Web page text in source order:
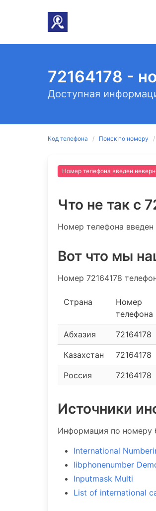
72164178 -
Доступная
Код телефона Поиск по номеру
Номер телефона введен
Что не так c
Номер телефона введен
Вот что мы
Номер 72164178
Страна
Номер
телефона
Абхазия 72164178
Казахстан 72164178
Россия 72164178
Источники
Информация по номеру
International
libphonenumber
Inputmask Multi
List of international